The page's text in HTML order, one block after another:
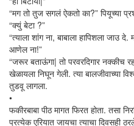
“मग तो तुज सगलं ऐकतो का?” पियूच्या
“क्युं बेटा ?”
“त्याला शांग ना, बाबाला हापिशला जाउ
आणेल ना!”
“जरूर बताऊंगा| तो परवरदिगार नक्कीच
खेळायला निघून गेली. त्या बालजीवाच्या
तुडवू लागला.
•
फकीरबाबा पीठ मागत फिरत होता. तसा
प्रत्येक एरियात जायचा त्याचा दिवसही